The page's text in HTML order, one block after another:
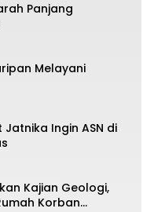
Panjang
Melayani
Ingin ASN di
Kajian Geologi,
Korban